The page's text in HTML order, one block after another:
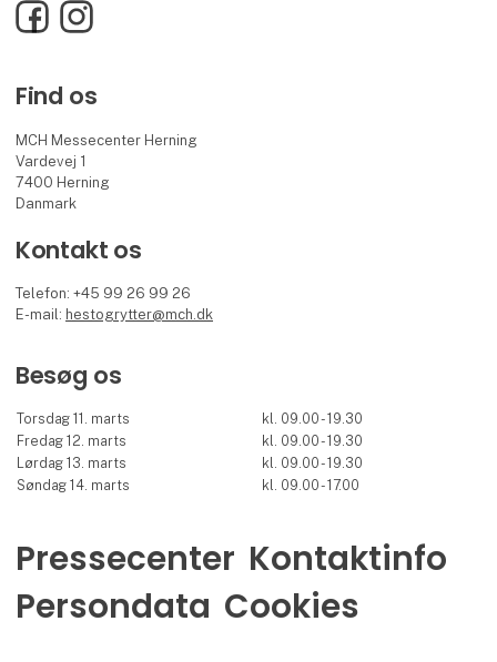
FacebookInstagram
Find os
MCH Messecenter Herning
Vardevej 1
7400 Herning
Danmark
Kontakt os
Telefon: +45 99 26 99 26
E-mail: hestogrytter@mch.dk
Besøg os
Torsdag 11. marts
kl. 09.00 - 19.30
Fredag 12. marts
kl. 09.00 - 19.30
Lørdag 13. marts
kl. 09.00 - 19.30
Søndag 14. marts
kl. 09.00 - 17.00
Pressecenter Kontaktinfo
Persondata Cookies